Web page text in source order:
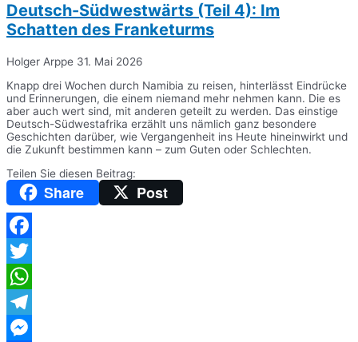
Deutsch-Südwestwärts (Teil 4): Im
Schatten des Franketurms
Holger Arppe 31. Mai 2026
Knapp drei Wochen durch Namibia zu reisen, hinterlässt Eindrücke
und Erinnerungen, die einem niemand mehr nehmen kann. Die es
aber auch wert sind, mit anderen geteilt zu werden. Das einstige
Deutsch-Südwestafrika erzählt uns nämlich ganz besondere
Geschichten darüber, wie Vergangenheit ins Heute hineinwirkt und
die Zukunft bestimmen kann – zum Guten oder Schlechten.
Teilen Sie diesen Beitrag:
Share Post
Facebook
Twitter
WhatsApp
Telegram